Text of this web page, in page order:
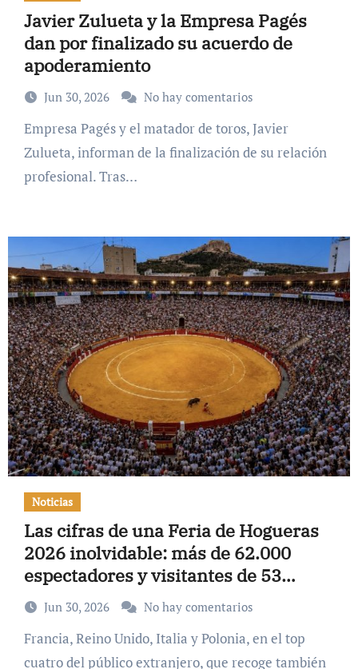
Javier Zulueta y la Empresa Pagés
dan por finalizado su acuerdo de
apoderamiento
Jun 30, 2026 No hay comentarios
Empresa Pagés y el matador de toros, Javier
Zulueta, informan de la finalización de su relación
profesional. Tras…
Noticias
Las cifras de una Feria de Hogueras
2026 inolvidable: más de 62.000
espectadores y visitantes de 53
nacionalidades
Jun 30, 2026 No hay comentarios
Francia, Reino Unido, Italia y Polonia, en el top
cuatro del público extranjero, que recoge también